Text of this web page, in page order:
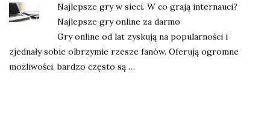
Najlepsze gry w sieci. W co grają internauci?
Najlepsze gry online za darmo
Gry online od lat zyskują na popularności i
zjednały sobie olbrzymie rzesze fanów. Oferują ogromne
możliwości, bardzo często są …